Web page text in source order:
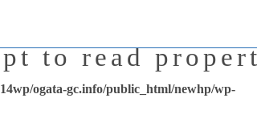
to read
ogata-gc.info/public_html/newhp/wp-